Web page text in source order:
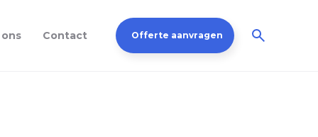
Contact Offerte aanvragen